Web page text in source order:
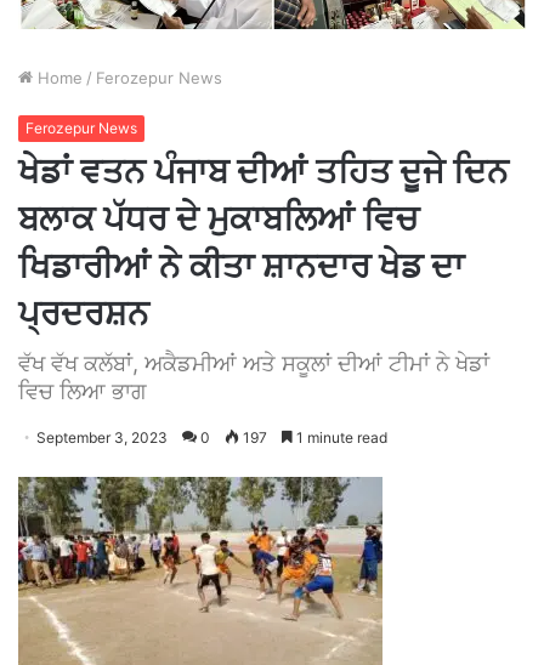
Home / Ferozepur News
Ferozepur News
ਖੇਡਾਂ ਵਤਨ ਪੰਜਾਬ ਦੀਆਂ ਤਹਿਤ ਦੂਜੇ ਦਿਨ
ਬਲਾਕ ਪੱਧਰ ਦੇ ਮੁਕਾਬਲਿਆਂ ਵਿਚ
ਖਿਡਾਰੀਆਂ ਨੇ ਕੀਤਾ ਸ਼ਾਨਦਾਰ ਖੇਡ ਦਾ
ਪ੍ਰਦਰਸ਼ਨ
ਵੱਖ ਵੱਖ ਕਲੱਬਾਂ, ਅਕੈਡਮੀਆਂ ਅਤੇ ਸਕੂਲਾਂ ਦੀਆਂ ਟੀਮਾਂ ਨੇ ਖੇਡਾਂ
ਵਿਚ ਲਿਆ ਭਾਗ
September 3, 2023 0 197 1 minute read